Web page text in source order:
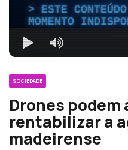
ESTE
MOMENTO
SOCIEDADE
Drones podem
rentabilizar a
madeirense